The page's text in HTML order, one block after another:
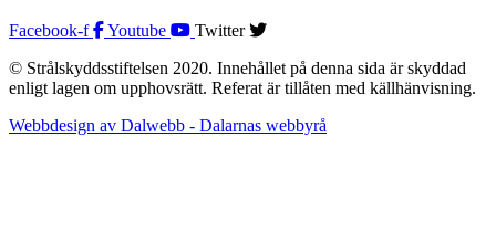
Facebook-f Youtube
Twitter
© Strålskyddsstiftelsen 2020. Innehållet på denna sida är skyddad
enligt lagen om upphovsrätt. Referat är tillåten med källhänvisning.
Webbdesign av Dalwebb - Dalarnas webbyrå